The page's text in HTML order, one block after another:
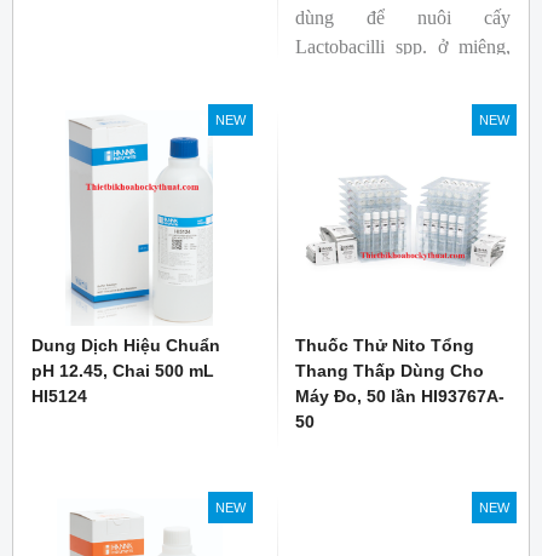
dùng để nuôi cấy
Lactobacilli spp. ở miệng,
NEW
Dung Dịch Hiệu Chuẩn
pH 12.45, Chai 500 mL
HI5124
NEW
Thuốc Thử Nito Tổng
Thang Thấp Dùng Cho
Máy Đo, 50 lần HI93767A-
50
NEW NEW